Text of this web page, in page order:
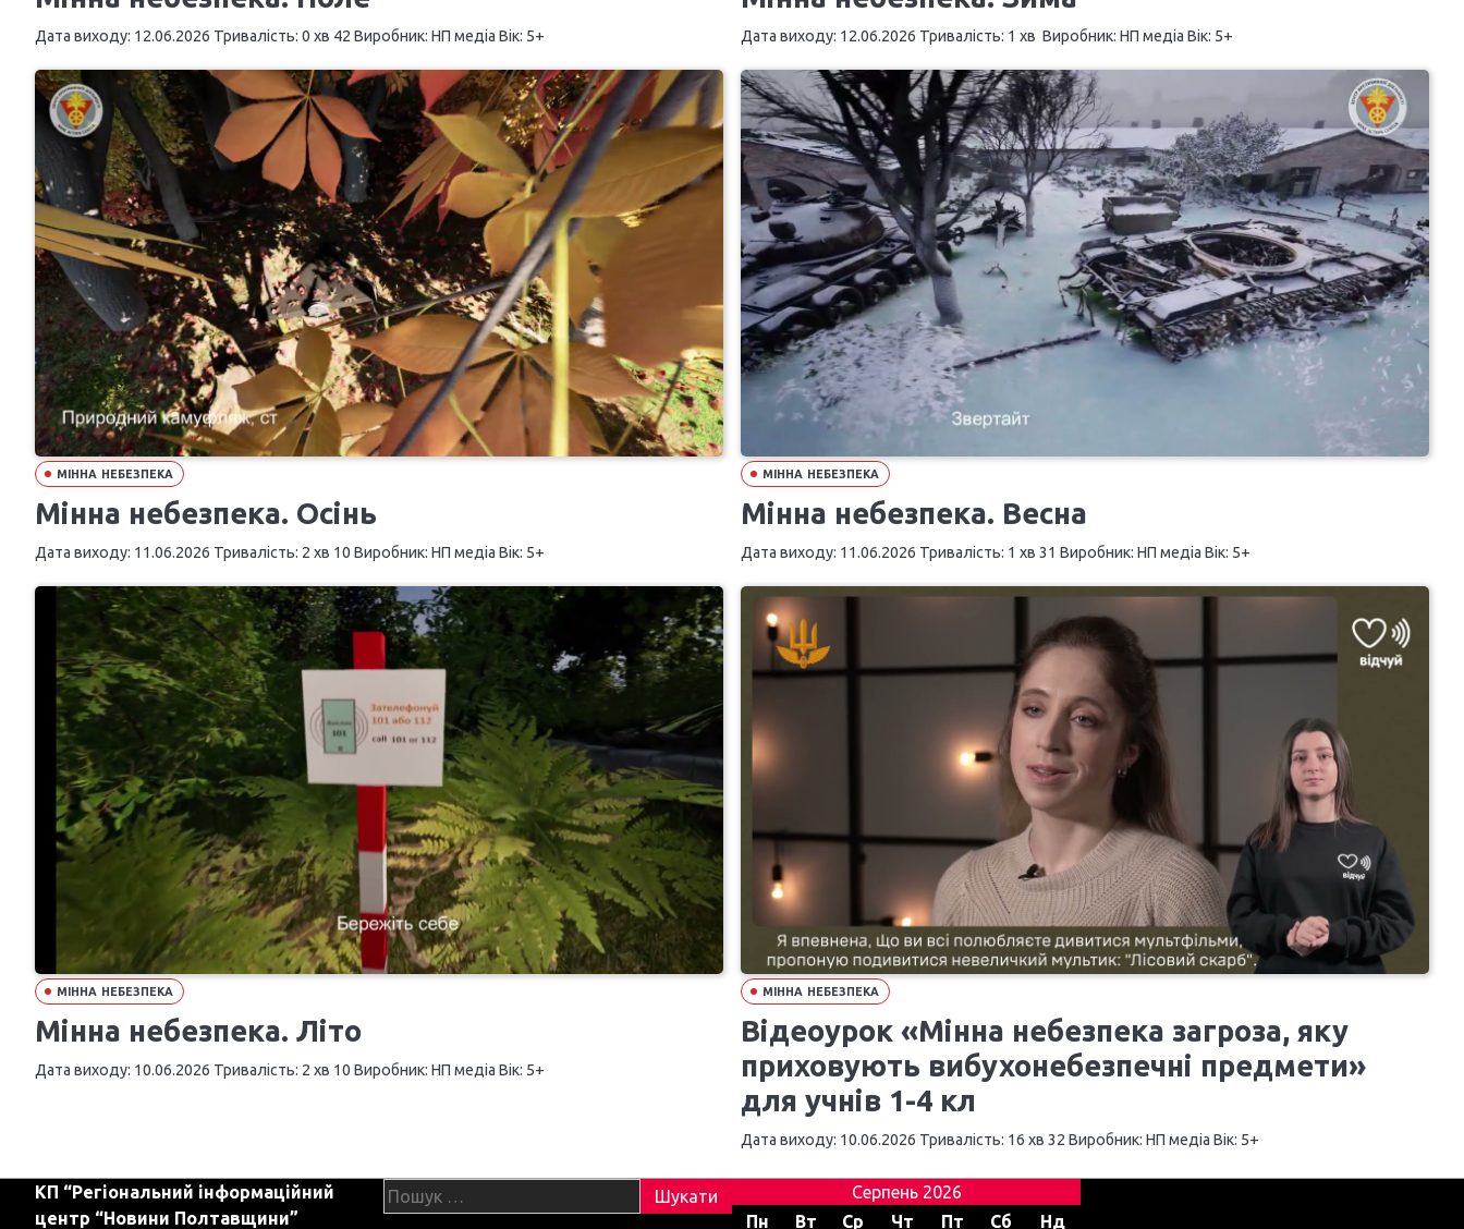
Дата виходу: 12.06.2026 Тривалість: 0 хв 42 Виробник: НП медіа Вік: 5+ Дата виходу: 12.06.2026 Тривалість: 1 хв Виробник: НП медіа Вік: 5+
МІННА НЕБЕЗПЕКА
Мінна небезпека. Осінь
Дата виходу: 11.06.2026 Тривалість: 2 хв 10 Виробник: НП медіа Вік: 5+
МІННА НЕБЕЗПЕКА
Мінна небезпека. Весна
Дата виходу: 11.06.2026 Тривалість: 1 хв 31 Виробник: НП медіа Вік: 5+
МІННА НЕБЕЗПЕКА
Мінна небезпека. Літо
Дата виходу: 10.06.2026 Тривалість: 2 хв 10 Виробник: НП медіа Вік: 5+
МІННА НЕБЕЗПЕКА
Відеоурок «Мінна небезпека загроза, яку
приховують вибухонебезпечні предмети»
для учнів 1-4 кл
Дата виходу: 10.06.2026 Тривалість: 16 хв 32 Виробник: НП медіа Вік: 5+
КП “Регіональний інформаційний
центр “Новини Полтавщини”
Пошук:
Серпень 2026
Пн
Вт Ср Чт Пт Сб Нд